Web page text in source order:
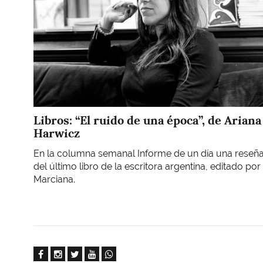
Libros: “El ruido de una época”, de Ariana
Harwicz
En la columna semanal Informe de un día una reseña
del último libro de la escritora argentina, editado por
Marciana.